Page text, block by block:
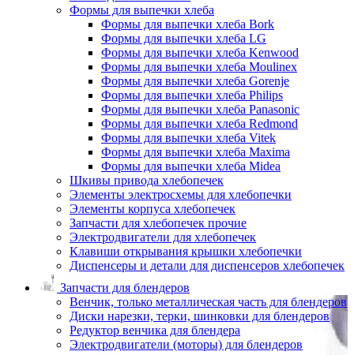
Формы для выпечки хлеба
Формы для выпечки хлеба Bork
Формы для выпечки хлеба LG
Формы для выпечки хлеба Kenwood
Формы для выпечки хлеба Moulinex
Формы для выпечки хлеба Gorenje
Формы для выпечки хлеба Philips
Формы для выпечки хлеба Panasonic
Формы для выпечки хлеба Redmond
Формы для выпечки хлеба Vitek
Формы для выпечки хлеба Maxima
Формы для выпечки хлеба Midea
Шкивы привода хлебопечек
Элементы электросхемы для хлебопечки
Элементы корпуса хлебопечек
Запчасти для хлебопечек прочие
Электродвигатели для хлебопечек
Клавиши открывания крышки хлебопечки
Диспенсеры и детали для диспенсеров хлебопечек
Запчасти для блендеров
Венчик, только металлическая часть для блендеров
Диски нарезки, терки, шинковки для блендеров
Редуктор венчика для блендера
Электродвигатели (моторы) для блендеров